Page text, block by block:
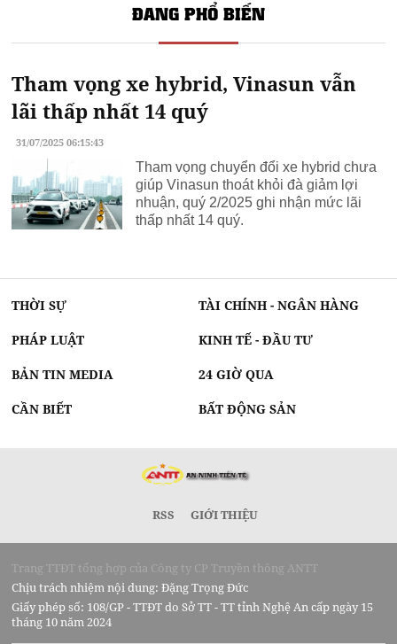
ĐANG PHỔ BIẾN
Tham vọng xe hybrid, Vinasun vẫn
lãi thấp nhất 14 quý
31/07/2025 06:15:43
Tham vọng chuyển đổi xe hybrid chưa
giúp Vinasun thoát khỏi đà giảm lợi
nhuận, quý 2/2025 ghi nhận mức lãi
thấp nhất 14 quý.
THỜI SỰ TÀI CHÍNH - NGÂN HÀNG
PHÁP LUẬT KINH TẾ - ĐẦU TƯ
BẢN TIN MEDIA 24 GIỜ QUA
CẦN BIẾT BẤT ĐỘNG SẢN
RSS GIỚI THIỆU
Trang TTĐT tổng hợp của Công ty CP Truyền thông ANTT
Chịu trách nhiệm nội dung: Đặng Trọng Đức
Giấy phép số: 108/GP - TTĐT do Sở TT - TT tỉnh Nghệ An cấp ngày 15
tháng 10 năm 2024